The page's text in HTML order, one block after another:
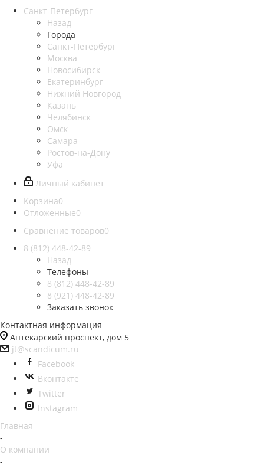
Санкт-Петербург
Назад
Города
Санкт-Петербург
Москва
Новосибирск
Екатеринбург
Нижний Новгород
Казань
Челябинск
Омск
Самара
Ростов-на-Дону
Уфа
Личный кабинет
Корзина0
Отложенные0
Сравнение товаров0
8 (812) 448-42-89
Назад
Телефоны
8 (812) 448-42-89
8 (921) 448-42-89
Заказать звонок
Контактная информация
Аптекарский проспект, дом 5
jt@scandicum.ru
Facebook
Вконтакте
Twitter
Instagram
Главная
-
О компании
-